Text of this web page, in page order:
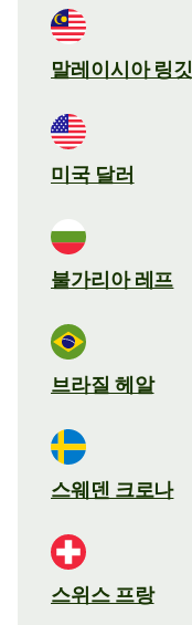
말레이시아 링깃
미국 달러
불가리아 레프
브라질 헤알
스웨덴 크로나
스위스 프랑